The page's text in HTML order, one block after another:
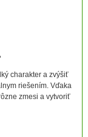
charakter a zvýšiť
riešením. Vďaka
zmesi a vytvoriť